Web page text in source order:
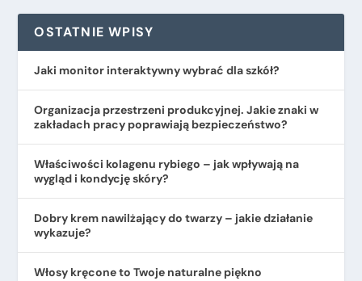
OSTATNIE WPISY
Jaki monitor interaktywny wybrać dla szkół?
Organizacja przestrzeni produkcyjnej. Jakie znaki w
zakładach pracy poprawiają bezpieczeństwo?
​Właściwości kolagenu rybiego – jak wpływają na
wygląd i kondycję skóry?
Dobry krem nawilżający do twarzy – jakie działanie
wykazuje?
Włosy kręcone to Twoje naturalne piękno